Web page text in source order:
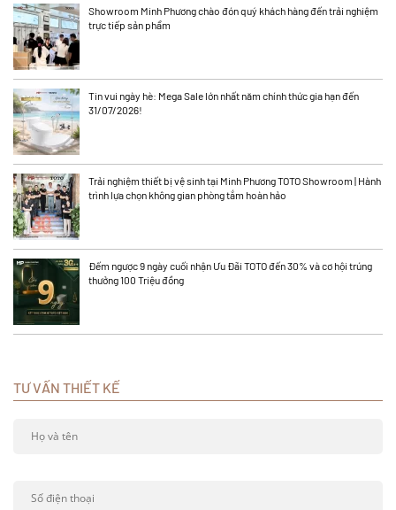
Showroom Minh Phương chào đón quý khách hàng đến trải nghiệm
trực tiếp sản phẩm
Tin vui ngày hè: Mega Sale lớn nhất năm chính thức gia hạn đến
31/07/2026!
Trải nghiệm thiết bị vệ sinh tại Minh Phương TOTO Showroom | Hành
trình lựa chọn không gian phòng tắm hoàn hảo
Đếm ngược 9 ngày cuối nhận Ưu Đãi TOTO đến 30% và cơ hội trúng
thưởng 100 Triệu đồng
TƯ VẤN THIẾT KẾ